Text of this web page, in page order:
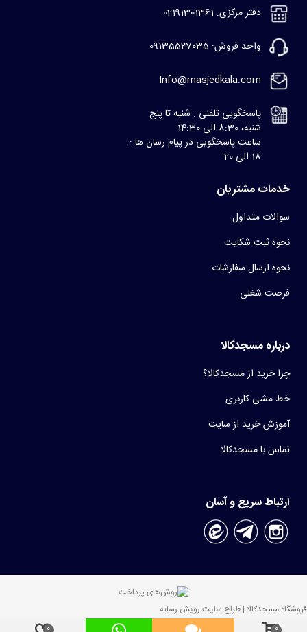
دفتر مرکزی: 02191301361
واحد فروش: 09135527035
Info@masjedkala.com
پاسخگویی تلفنی : شنبه تا پنج
شنبه، 8:30 الی 14:30
ساعت پاسخگویی در پیام رسان ها :
18 الی 20
خدمات مشتریان
سوالات متداول
نحوه ثبت شکایت
نحوه ارسال سفارشات
فرصت شغلی
درباره مسجدکالا
چرا خرید از مسجدکالا؟
خط مشی کاربری
آموزش خرید از سایت
تماس با مسجدکالا
ارتباط سریع و آسان
فروشگاه مسجدکالا | طراح سایت رویش رسانه
0
0